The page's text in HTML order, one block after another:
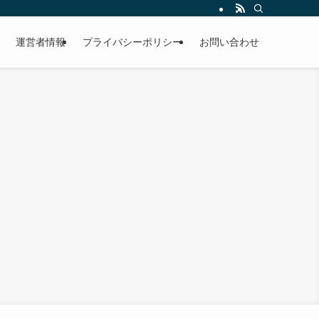
運営者情報 プライバシーポリシー お問い合わせ